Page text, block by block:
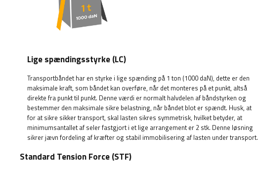
Lige spændingsstyrke (LC)
Transportbåndet har en styrke i lige spænding på 1 ton (1000 daN), dette er den
maksimale kraft, som båndet kan overføre, når det monteres på et punkt, altså
direkte fra punkt til punkt. Denne værdi er normalt halvdelen af ​​båndstyrken og
bestemmer den maksimale sikre belastning, når båndet blot er spændt. Husk, at
for at sikre sikker transport, skal lasten sikres symmetrisk, hvilket betyder, at
minimumsantallet af seler fastgjort i et lige arrangement er 2 stk. Denne løsning
sikrer jævn fordeling af kræfter og stabil immobilisering af lasten under transport.
Standard Tension Force (STF)